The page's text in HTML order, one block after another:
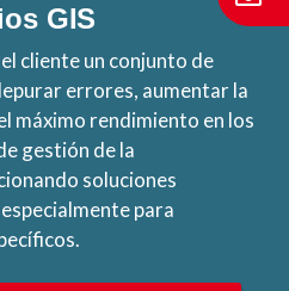
GIS
cliente un conjunto de
errores, aumentar la
máximo rendimiento en los
gestión de la
soluciones
para